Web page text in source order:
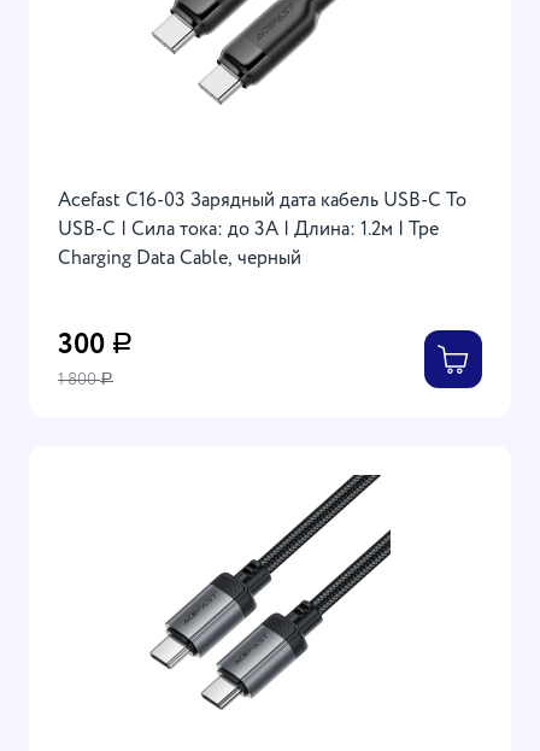
Acefast C16-03 Зарядный дата кабель USB-C To
USB-C | Сила тока: до 3А | Длина: 1.2м | Tpe
Charging Data Cable, черный
300 Р
1 800Р